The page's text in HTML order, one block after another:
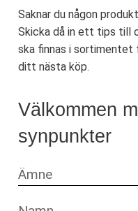
Saknar du någon
Skicka då in ett tips till
ska finnas i sortimentet
ditt nästa köp.
Välkommen
synpunkter